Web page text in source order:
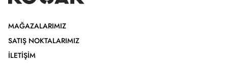
MAĞAZALARIMIZ
SATIŞ NOKTALARIMIZ
İLETIŞIM